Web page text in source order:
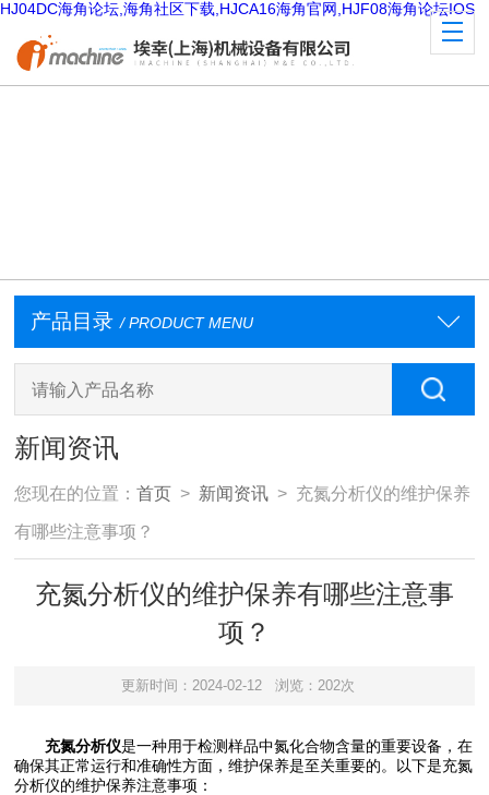
HJ04DC海角论坛,海角社区下载,HJCA16海角官网,HJF08海角论坛IOS
产品目录 / PRODUCT MENU
新闻资讯
您现在的位置：首页 > 新闻资讯 > 充氮分析仪的维护保养
有哪些注意事项？
充氮分析仪的维护保养有哪些注意事
项？
更新时间：2024-02-12 浏览：202次
充氮分析仪是一种用于检测样品中氮化合物含量的重要设备，在
确保其正常运行和准确性方面，维护保养是至关重要的。以下是充氮
分析仪的维护保养注意事项：